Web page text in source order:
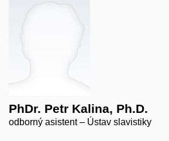
PhDr. Petr Kalina, Ph.D.
odborný asistent – Ústav slavistiky